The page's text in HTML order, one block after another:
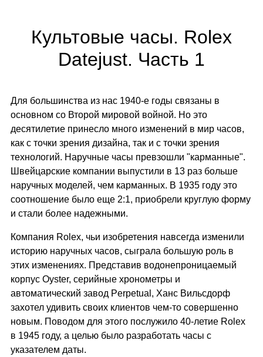
Культовые часы. Rolex
Datejust. Часть 1
Для большинства из нас 1940-е годы связаны в
основном со Второй мировой войной. Но это
десятилетие принесло много изменений в мир часов,
как с точки зрения дизайна, так и с точки зрения
технологий. Наручные часы превзошли "карманные".
Швейцарские компании выпустили в 13 раз больше
наручных моделей, чем карманных. В 1935 году это
соотношение было еще 2:1, приобрели круглую форму
и стали более надежными.
Компания Rolex, чьи изобретения навсегда изменили
историю наручных часов, сыграла большую роль в
этих изменениях. Представив водонепроницаемый
корпус Oyster, серийные хронометры и
автоматический завод Perpetual, Ханс Вильсдорф
захотел удивить своих клиентов чем-то совершенно
новым. Поводом для этого послужило 40-летие Rolex
в 1945 году, а целью было разработать часы с
указателем даты.